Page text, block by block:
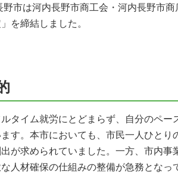
市は河内長野市商工会・河内長野市
を締結しました。
タイム就労にとどまらず、自分のペー
す。本市においても、市民一人ひとり
が求められていました。一方、市内事
人材確保の仕組みの整備が急務となっ